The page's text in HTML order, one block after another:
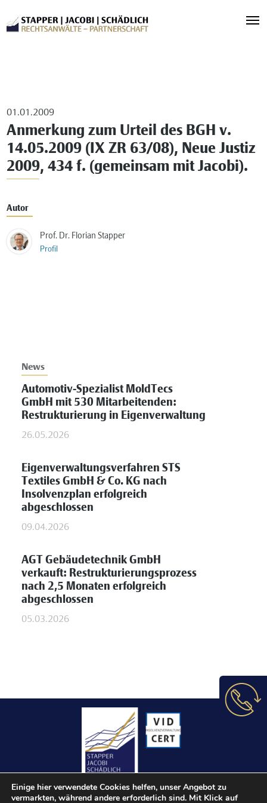
01.01.2009
Anmerkung zum Urteil des BGH v.
14.05.2009 (IX ZR 63/08), Neue Justiz
2009, 434 f. (gemeinsam mit Jacobi).
Autor
Prof. Dr. Florian Stapper
Profil
News
Automotiv-Spezialist MoldTecs
GmbH mit 530 Mitarbeitenden:
Restrukturierung in Eigenverwaltung
26.05.2026
Eigenverwaltungsverfahren STS
Textiles GmbH & Co. KG nach
Insolvenzplan erfolgreich
abgeschlossen
09.04.2026
AGT Gebäudetechnik GmbH
verkauft: Restrukturierungsprozess
nach 2,5 Monaten erfolgreich
abgeschlossen
05.03.2026
Einige hier verwendete Cookies helfen, unser Angebot zu
vermarkten, während andere erforderlich sind. Mit Klick auf